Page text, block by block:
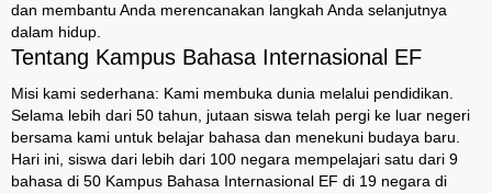
dan membantu Anda merencanakan langkah Anda selanjutnya
dalam hidup.
Tentang Kampus Bahasa Internasional EF
Misi kami sederhana: Kami membuka dunia melalui pendidikan.
Selama lebih dari 50 tahun, jutaan siswa telah pergi ke luar negeri
bersama kami untuk belajar bahasa dan menekuni budaya baru.
Hari ini, siswa dari lebih dari 100 negara mempelajari satu dari 9
bahasa di 50 Kampus Bahasa Internasional EF di 19 negara di